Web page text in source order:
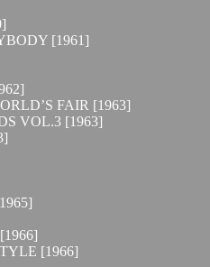
[1961]
FAIR [1963]
VOL.3 [1963]
[1966]